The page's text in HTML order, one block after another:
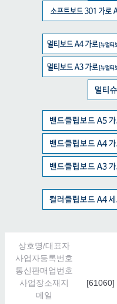
상호명/대표자
사업자등록번호
통신판매업번호
사업장소재지
[61060]
메일